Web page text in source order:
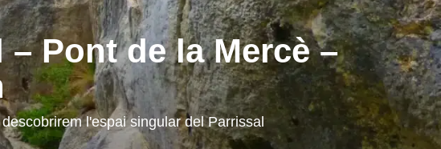
Pont de la Mercè –
l'espai singular del Parrissal